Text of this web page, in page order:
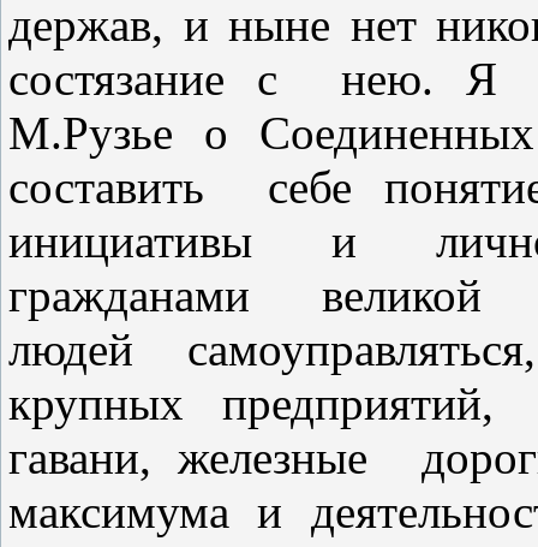
держав, и ныне нет
состязание с нею. Я
М.Рузье о
составить себе
инициативы и
гражданами великой
людей
крупных
гавани, железные
максимума и